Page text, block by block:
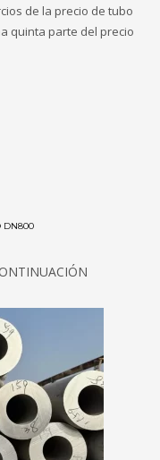
de la precio de tubo
quinta parte del precio
DN800